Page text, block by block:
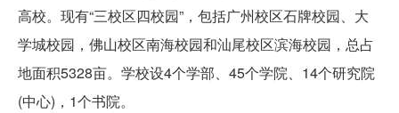
高校。现有“三校区四校园”，包括广州校区石牌校园、大
学城校园，佛山校区南海校园和汕尾校区滨海校园，总占
地面积5328亩。学校设4个学部、45个学院、14个研究院
(中心)，1个书院。